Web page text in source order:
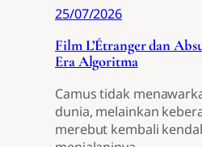
25/07/2026
Film L’Étranger dan
Era Algoritma
Camus tidak
dunia, melainkan
merebut kembali